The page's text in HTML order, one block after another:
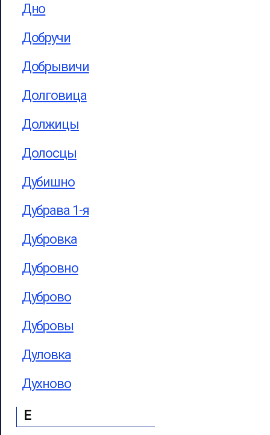
Дно
Добручи
Добрывичи
Долговица
Должицы
Долосцы
Дубишно
Дубрава 1-я
Дубровка
Дубровно
Дуброво
Дубровы
Дуловка
Духново
Е